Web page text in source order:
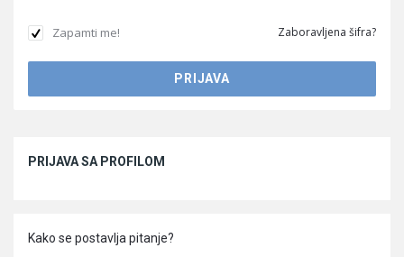
Zapamti me! Zaboravljena šifra?
PRIJAVA SA PROFILOM
Kako se postavlja pitanje?